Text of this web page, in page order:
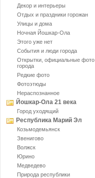
Декор и интерьеры
Отдых и праздники горожан
Улицы и дома
Ночная Йошкар-Ола
Этого уже нет
События и люди города
Открытки, официальные фото
города
Редкие фото
Фотоэтюды
Нераспознанное
Йошкар-Ола 21 века
Город уходящий
Республика Марий Эл
Козьмодемьянск
Звенигово
Волжск
Юрино
Медведево
Природа республики